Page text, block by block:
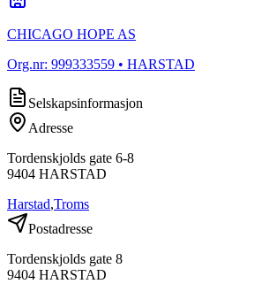
CHICAGO HOPE AS
Org.nr: 999333559 • HARSTAD
Selskapsinformasjon
Adresse
Tordenskjolds gate 6-8
9404 HARSTAD
Harstad,Troms
Postadresse
Tordenskjolds gate 8
9404 HARSTAD